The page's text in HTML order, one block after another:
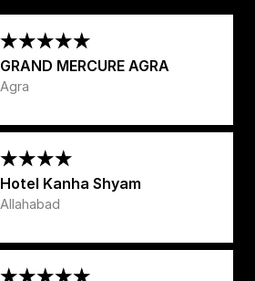
GRAND MERCURE AGRA
Agra
Hotel Kanha Shyam
Allahabad